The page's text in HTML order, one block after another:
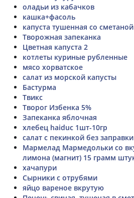
оладьи из кабачков
кашка+фасоль
капуста тушенная со сметаной
Творожная запеканка
Цветная капуста 2
котлеты куриные рубленные
мясо хорватское
салат из морской капусты
Бастурма
Твикс
Творог Избенка 5%
Запеканка яблочная
хлебец haiduc 1шт-10гр
салат с пекинкой без
Мармелад Мармедольки со
лимона (магнит) 15 грамм
хачапури
Сырники с отрубями
яйцо вареное вкрутую